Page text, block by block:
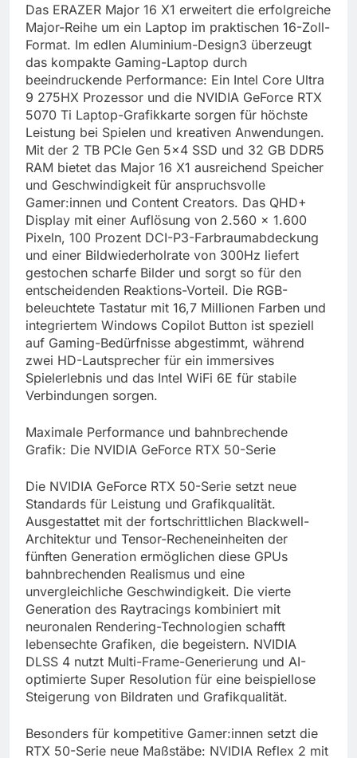
Das ERAZER Major 16 X1 erweitert die erfolgreiche
Major-Reihe um ein Laptop im praktischen 16-Zoll-
Format. Im edlen Aluminium-Design3 überzeugt
das kompakte Gaming-Laptop durch
beeindruckende Performance: Ein Intel Core Ultra
9 275HX Prozessor und die NVIDIA GeForce RTX
5070 Ti Laptop-Grafikkarte sorgen für höchste
Leistung bei Spielen und kreativen Anwendungen.
Mit der 2 TB PCIe Gen 5×4 SSD und 32 GB DDR5
RAM bietet das Major 16 X1 ausreichend Speicher
und Geschwindigkeit für anspruchsvolle
Gamer:innen und Content Creators. Das QHD+
Display mit einer Auflösung von 2.560 x 1.600
Pixeln, 100 Prozent DCI-P3-Farbraumabdeckung
und einer Bildwiederholrate von 300Hz liefert
gestochen scharfe Bilder und sorgt so für den
entscheidenden Reaktions-Vorteil. Die RGB-
beleuchtete Tastatur mit 16,7 Millionen Farben und
integriertem Windows Copilot Button ist speziell
auf Gaming-Bedürfnisse abgestimmt, während
zwei HD-Lautsprecher für ein immersives
Spielerlebnis und das Intel WiFi 6E für stabile
Verbindungen sorgen.
Maximale Performance und bahnbrechende
Grafik: Die NVIDIA GeForce RTX 50-Serie
Die NVIDIA GeForce RTX 50-Serie setzt neue
Standards für Leistung und Grafikqualität.
Ausgestattet mit der fortschrittlichen Blackwell-
Architektur und Tensor-Recheneinheiten der
fünften Generation ermöglichen diese GPUs
bahnbrechenden Realismus und eine
unvergleichliche Geschwindigkeit. Die vierte
Generation des Raytracings kombiniert mit
neuronalen Rendering-Technologien schafft
lebensechte Grafiken, die begeistern. NVIDIA
DLSS 4 nutzt Multi-Frame-Generierung und AI-
optimierte Super Resolution für eine beispiellose
Steigerung von Bildraten und Grafikqualität.
Besonders für kompetitive Gamer:innen setzt die
RTX 50-Serie neue Maßstäbe: NVIDIA Reflex 2 mit